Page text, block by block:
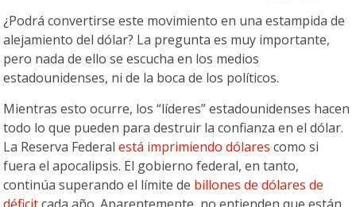
¿Podrá convertirse este movimiento en una estampida de
alejamiento del dólar? La pregunta es muy importante,
pero nada de ello se escucha en los medios
estadounidenses, ni de la boca de los políticos.
Mientras esto ocurre, los “líderes” estadounidenses hacen
todo lo que pueden para destruir la confianza en el dólar.
La Reserva Federalestá imprimiendo dólares como si
fuera el apocalipsis. El gobierno federal, en tanto,
continúa superando el límite de billones de dólares de